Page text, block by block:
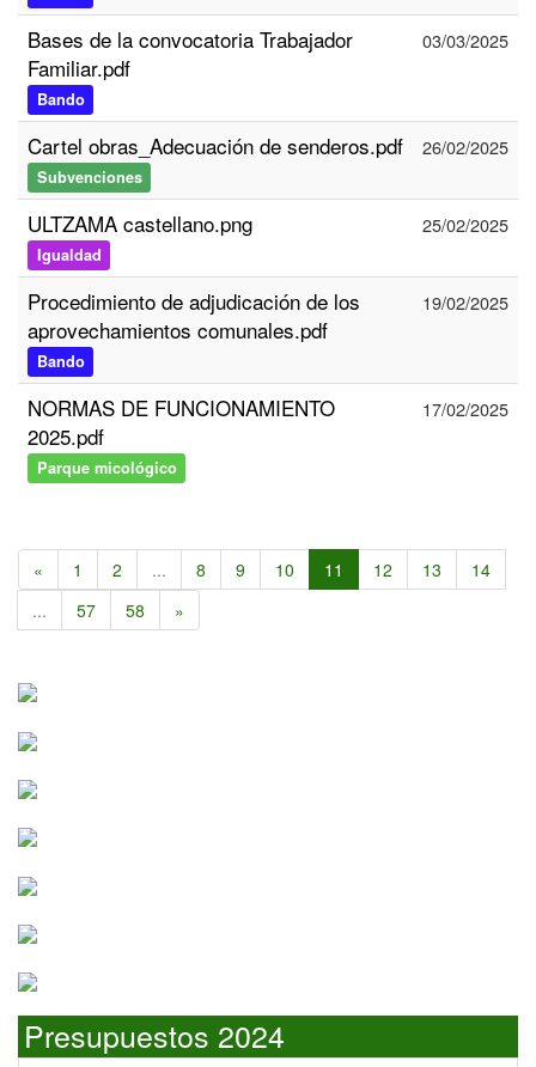
Bases de la convocatoria Trabajador
Familiar.pdf
Bando
03/03/2025
Cartel obras_Adecuación de senderos.pdf
Subvenciones
26/02/2025
ULTZAMA castellano.png
Igualdad
25/02/2025
Procedimiento de adjudicación de los
aprovechamientos comunales.pdf
Bando
19/02/2025
NORMAS DE FUNCIONAMIENTO
2025.pdf
Parque micológico
17/02/2025
« 1 2 ... 8 9 10 11 12 13
14
...
57 58 »
Presupuestos 2024